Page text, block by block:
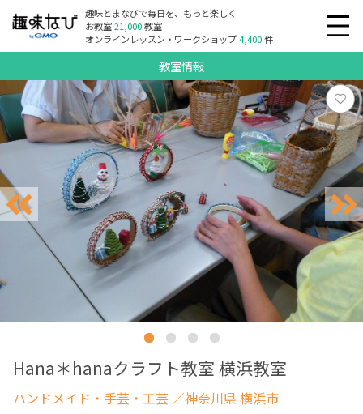
趣味とまなびで毎日を、もっと楽しく
お教室21,000教室
オンラインレッスン・ワークショップ4,400件
教室情報
Hana＊hanaクラフト教室 横浜教室
ハンドメイド・手芸・工芸 ／神奈川県 横浜市